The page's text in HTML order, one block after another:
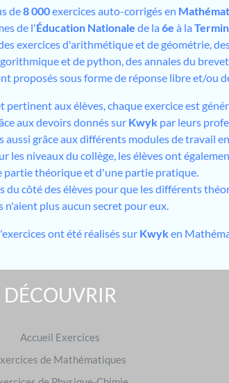
de8 000exercices auto-corrigés en
de l'Éducation Nationale de la 6e à la
exercices d'arithmétique et de géométrie,
et de python, des annales du
proposés sous forme de réponse libre et/ou
aux élèves, chaque exercice est
aux devoirs donnés sur Kwyk par leurs
aussi grâce aux différents modules de travail
niveaux du collège, les élèves ont
partie théorique et d'une partie pratique.
du côté des élèves pour que les différents
plus aucun secret pour eux.
ont été réalisés sur Kwyken
de 2de|Exercices de Terminale
dans d'autres matières
DÉCOUVRIR
Accueil Exercices
de Mathématiques